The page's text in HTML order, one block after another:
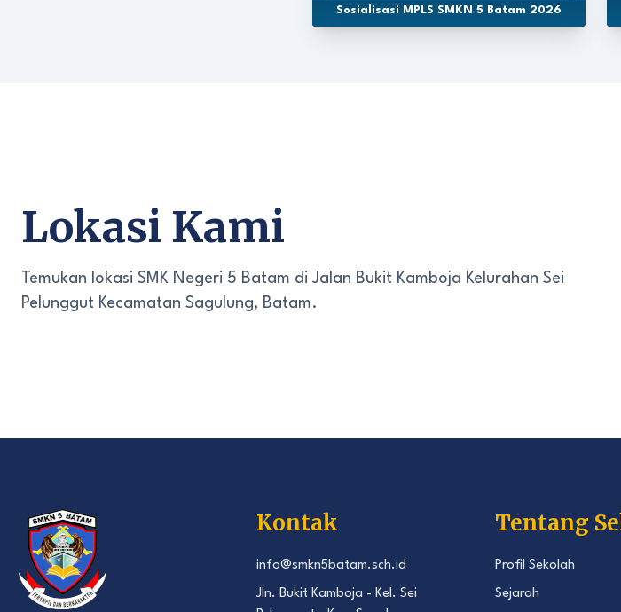
Sosialisasi MPLS SMKN 5 Batam 2026
Lokasi Kami
Temukan lokasi SMK Negeri 5 Batam di Jalan Bukit Kamboja Kelurahan Sei
Pelunggut Kecamatan Sagulung, Batam.
Kontak
info@smkn5batam.sch.id
Jln. Bukit Kamboja - Kel. Sei
Tentang
Profil Sekolah
Sejarah